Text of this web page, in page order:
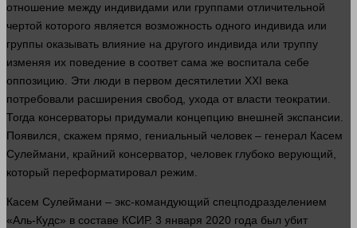
отношение между индивидами или группами отличительной
чертой которого является возможность одного индивида или
группы оказывать влияние на другого индивида или труппу
изменяя их поведение в соответ сама же воспитала себе
оппозицию. Эти люди в первом десятилетии ХХI века
потребовали расширения свобод, ухода от власти теократии.
Тогда консерваторы придумали концепцию внешней экспансии.
Появился, скажем прямо , гениальный человек – генерал Касем
Сулеймани, крайний консерватор, человек глубоко верующий,
который переформатировал режим.
Касем Сулеймани – экс-командующий спецподразделением
«Аль-Кудс» в составе КСИР. 3 января 2020 года был убит